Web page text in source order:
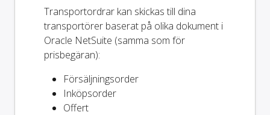
Transportordrar kan skickas till dina
transportörer baserat på olika dokument i
Oracle NetSuite (samma som för
prisbegäran):
Försäljningsorder
Inköpsorder
Offert